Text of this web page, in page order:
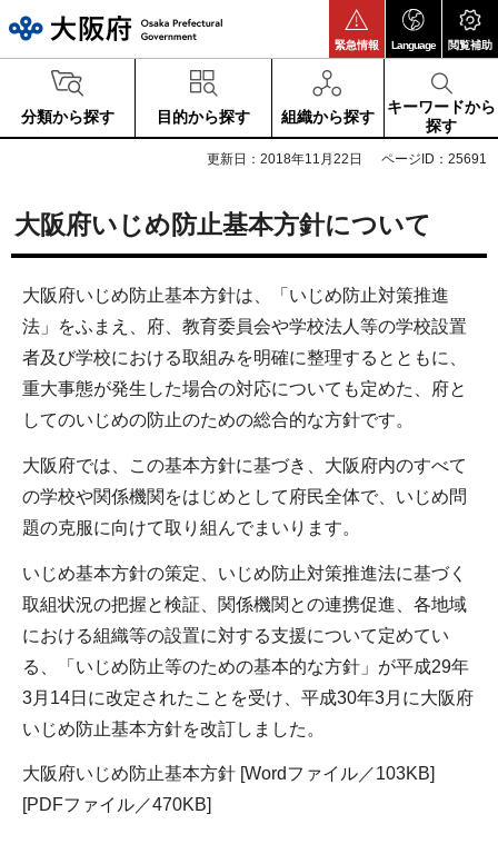
緊急情報 Language 閲覧補助
分類から探す 目的から探す 組織から探す
キーワードから
探す
更新日：2018年11月22日 ページID：25691
大阪府いじめ防止基本方針について
大阪府いじめ防止基本方針は、「いじめ防止対策推進
法」をふまえ、府、教育委員会や学校法人等の学校設置
者及び学校における取組みを明確に整理するとともに、
重大事態が発生した場合の対応についても定めた、府と
してのいじめの防止のための総合的な方針です。
大阪府では、この基本方針に基づき、大阪府内のすべて
の学校や関係機関をはじめとして府民全体で、いじめ問
題の克服に向けて取り組んでまいります。
いじめ基本方針の策定、いじめ防止対策推進法に基づく
取組状況の把握と検証、関係機関との連携促進、各地域
における組織等の設置に対する支援について定めてい
る、「いじめ防止等のための基本的な方針」が平成29年
3月14日に改定されたことを受け、平成30年3月に大阪府
いじめ防止基本方針を改訂しました。
大阪府いじめ防止基本方針 [Wordファイル／103KB]
[PDFファイル／470KB]